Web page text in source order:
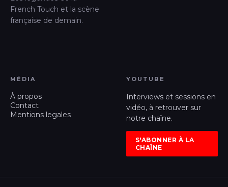
French Touch et la scène
française de demain.
MÉDIA
À propos
Contact
Mentions legales
YOUTUBE
Interviews et sessions en
vidéo, à retrouver sur
notre chaîne.
S'ABONNER À LA
CHAÎNE